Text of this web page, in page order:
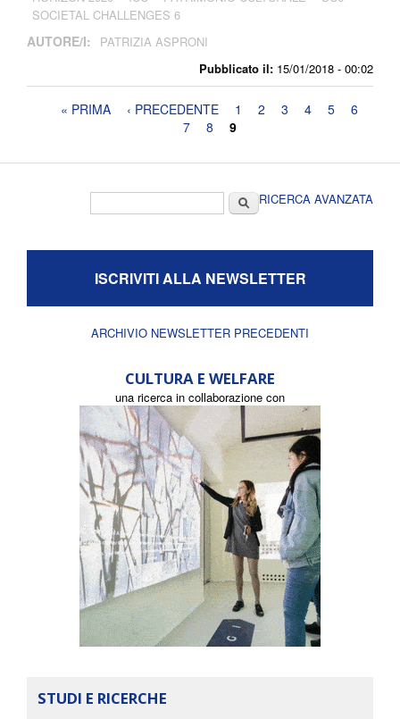
Pubblicato il: 15/01/2018 - 00:02
SOCIETAL CHALLENGES 6
AUTORE/I: PATRIZIA ASPRONI
Pagine« PRIMA ‹ PRECEDENTE 1 2 3 4 5
6
7
8 9
CercaRICERCA AVANZATA
ISCRIVITI ALLA NEWSLETTER
ARCHIVIO NEWSLETTER PRECEDENTI
CULTURA E WELFARE
una ricerca in collaborazione con
STUDI E RICERCHE